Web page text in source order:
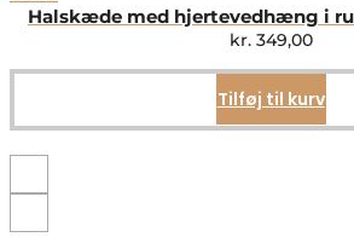
Halskæde med hjertevedhæng i
kr.349,00
Tilføj til kurv